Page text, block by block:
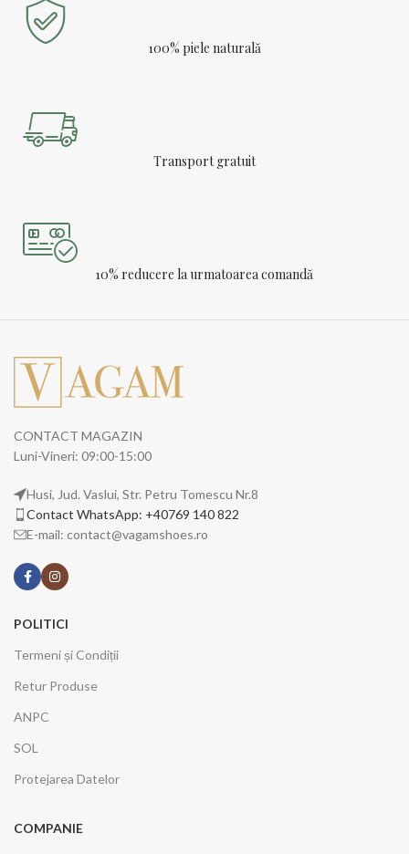
100% piele naturală
Transport gratuit
10% reducere la urmatoarea comandă
CONTACT MAGAZIN
Luni-Vineri: 09:00-15:00
Husi, Jud. Vaslui, Str. Petru Tomescu Nr.8
Contact WhatsApp: +40769 140 822
E-mail: contact@vagamshoes.ro
POLITICI
Termeni și Condiții
Retur Produse
ANPC
SOL
Protejarea Datelor
COMPANIE